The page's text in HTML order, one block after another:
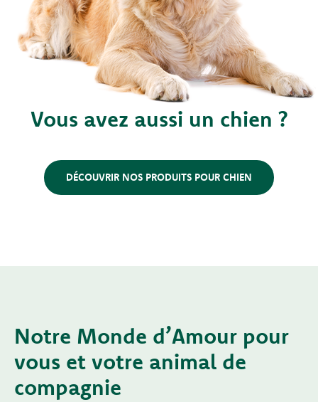
Vous avez aussi un chien ?
DÉCOUVRIR NOS PRODUITS POUR CHIEN
Notre Monde d’Amour pour
vous et votre animal de
compagnie